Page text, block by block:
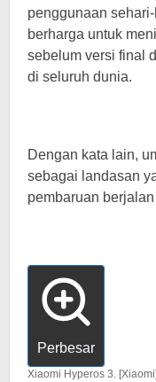
penggunaan
berharga untuk
sebelum versi final
di seluruh dunia.
Dengan kata lain,
sebagai landasan
pembaruan
Perbesar
Xiaomi Hyperos 3. [Xiaomi]